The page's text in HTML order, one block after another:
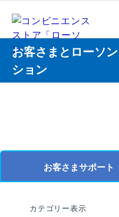
お客さまとローソ
ション
お客さまサポート
カテゴリー表示